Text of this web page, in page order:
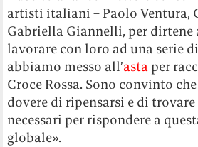
artisti italiani – Paolo Ventura,
Gabriella Giannelli, per dirtene
lavorare con loro ad una serie
abbiamo messo all’asta per
Croce Rossa. Sono convinto
dovere di ripensarsi e di
necessari per rispondere a
globale».